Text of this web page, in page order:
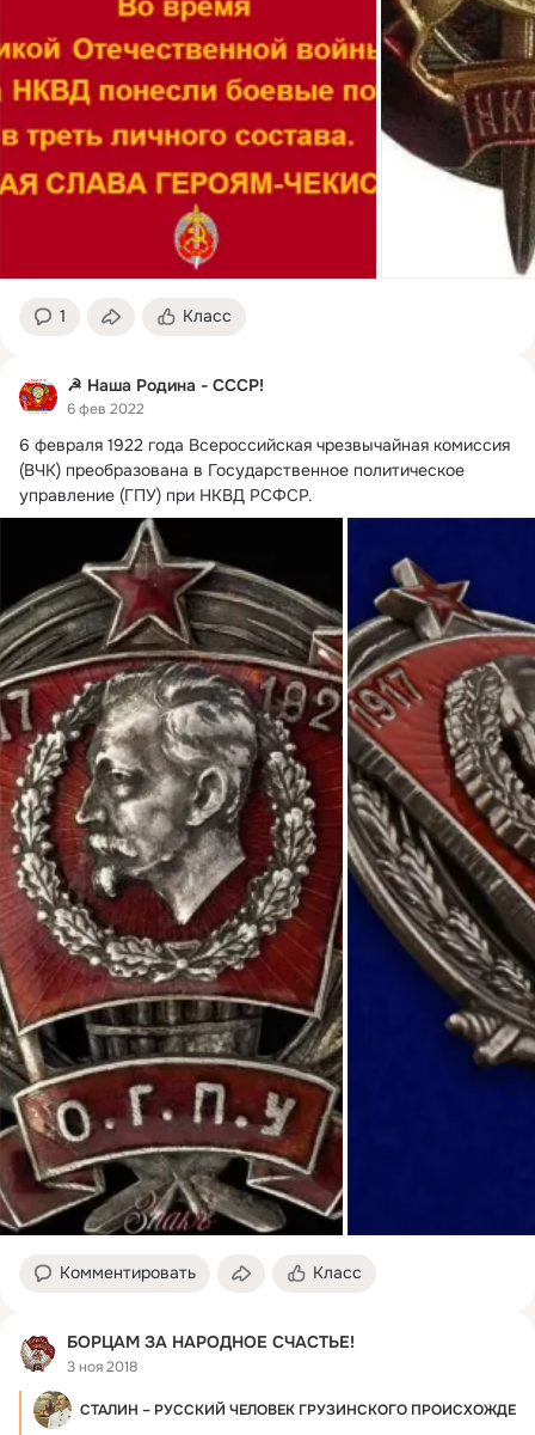
1 Класс
☭ Наша Родина - СССР!
6 фев 2022
6 февраля 1922 года Всероссийская чрезвычайная комиссия
(ВЧК) преобразована в Государственное политическое
управление (ГПУ) при НКВД РСФСР.
Комментировать Класс
БОРЦАМ ЗА НАРОДНОЕ СЧАСТЬЕ!
3 ноя 2018
СТАЛИН – РУССКИЙ ЧЕЛОВЕК ГРУЗИНСКОГО